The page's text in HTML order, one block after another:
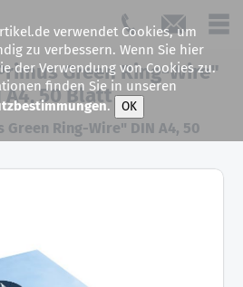
Green Ring-Wire"
A4, 50 Blatt
Ring-Wire" DIN A4, 50
verwendet Cookies, um
zu verbessern. Wenn Sie hier
der Verwendung von Cookies zu.
finden Sie in unseren
. OK